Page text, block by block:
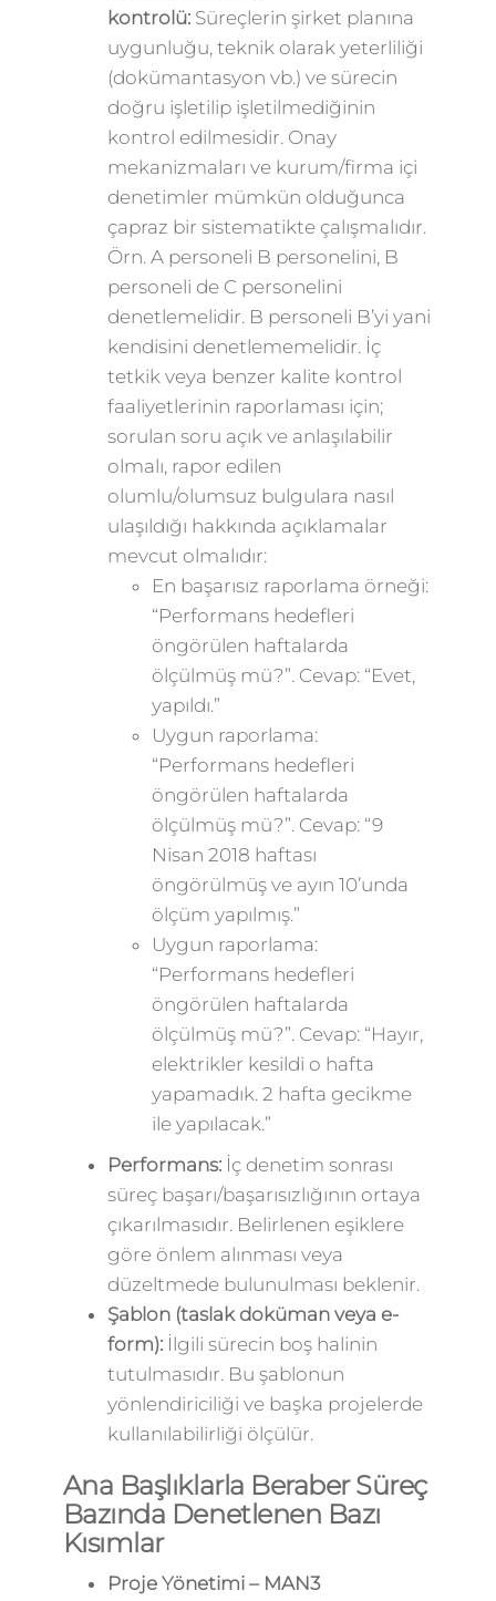
kontrolü:Süreçlerin şirket planına
uygunluğu, teknik olarak yeterliliği
(dokümantasyon vb.) ve sürecin
doğru işletilip işletilmediğinin
kontrol edilmesidir. Onay
mekanizmaları ve kurum/firma içi
denetimler mümkün olduğunca
çapraz bir sistematikte çalışmalıdır.
Örn. A personeli B personelini, B
personeli de C personelini
denetlemelidir. B personeli B’yi yani
kendisini denetlememelidir. İç
tetkik veya benzer kalite kontrol
faaliyetlerinin raporlaması için;
sorulan soru açık ve anlaşılabilir
olmalı, rapor edilen
olumlu/olumsuz bulgulara nasıl
ulaşıldığı hakkında açıklamalar
mevcut olmalıdır:
En başarısız raporlama örneği:
“Performans hedefleri
öngörülen haftalarda
ölçülmüş mü?”. Cevap: “Evet,
yapıldı.”
Uygun raporlama:
“Performans hedefleri
öngörülen haftalarda
ölçülmüş mü?”. Cevap: “9
Nisan 2018 haftası
öngörülmüş ve ayın 10’unda
ölçüm yapılmış.”
Uygun raporlama:
“Performans hedefleri
öngörülen haftalarda
ölçülmüş mü?”. Cevap: “Hayır,
elektrikler kesildi o hafta
yapamadık. 2 hafta gecikme
ile yapılacak.”
Performans:İç denetim sonrası
süreç başarı/başarısızlığının ortaya
çıkarılmasıdır. Belirlenen eşiklere
göre önlem alınması veya
düzeltmede bulunulması beklenir.
Şablon (taslak doküman veya e-
form):İlgili sürecin boş halinin
tutulmasıdır. Bu şablonun
yönlendiriciliği ve başka projelerde
kullanılabilirliği ölçülür.
Ana Başlıklarla Beraber Süreç
Bazında Denetlenen Bazı
Kısımlar
Proje Yönetimi – MAN3